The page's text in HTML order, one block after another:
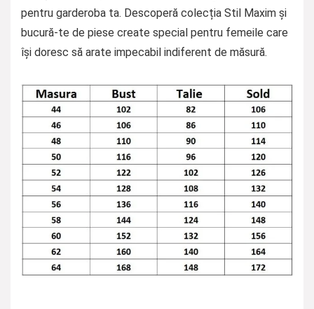
pentru garderoba ta. Descoperă colecția Stil Maxim și
bucură-te de piese create special pentru femeile care
își doresc să arate impecabil indiferent de măsură.